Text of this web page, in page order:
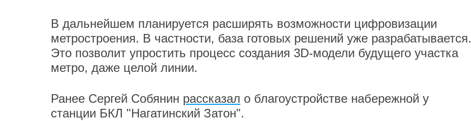
В дальнейшем планируется расширять возможности цифровизации
метростроения. В частности, база готовых решений уже разрабатывается.
Это позволит упростить процесс создания 3D-модели будущего участка
метро, даже целой линии.
Ранее Сергей Собянин рассказал о благоустройстве набережной у
станции БКЛ "Нагатинский Затон".